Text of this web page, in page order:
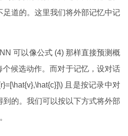
足道的。这里我们将外部记忆中记
可以像公式 (4) 那样直接预测概
个候选动作。而对于记忆，设对话
且是按记录中对
的。我们可以按以下方式将外部